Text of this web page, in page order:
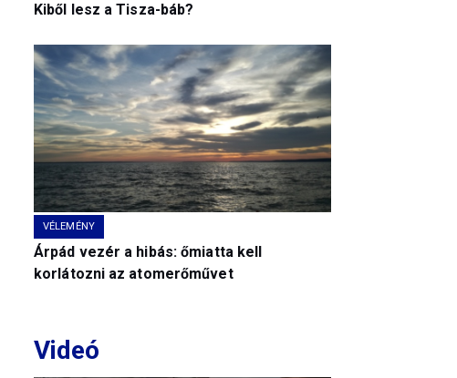
Kiből lesz a Tisza-báb?
VÉLEMÉNY
Árpád vezér a hibás: őmiatta kell
korlátozni az atomerőművet
Videó